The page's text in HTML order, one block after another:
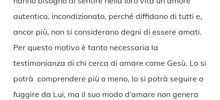
autentico, incondizionato, perché diffidano di tutti e,
ancor più, non si considerano degni di essere amati.
Per questo motivo è tanto necessaria la
testimonianza di chi cerca di amare come Gesù. Lo si
potrà comprendere più o meno, lo si potrà seguire o
fuggire da Lui, ma il suo modo d’amare non genera